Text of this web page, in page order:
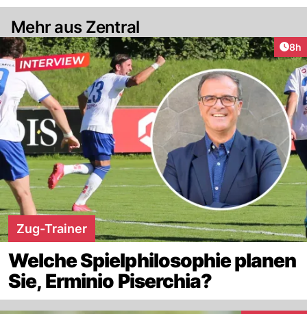
Mehr aus Zentral
8h
Zug-Trainer
Welche Spielphilosophie planen
Sie, Erminio Piserchia?